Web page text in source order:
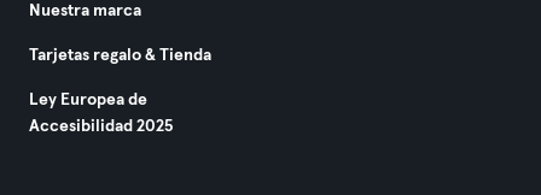
Nuestra marca
Tarjetas regalo & Tienda
Ley Europea de
Accesibilidad 2025